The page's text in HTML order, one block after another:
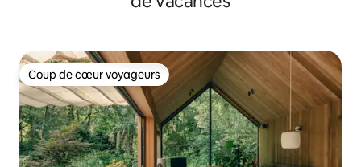
Coup de cœur voyageurs
Coup de cœur voyageurs